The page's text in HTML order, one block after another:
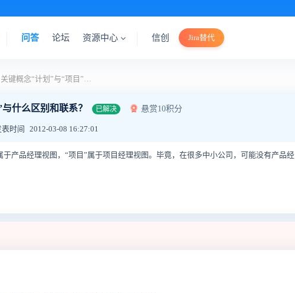
问答 论坛 资源中心 信创 Jira替代
禅道中，关键概念“计划”与“项目”与什么区别和联系？
什么区别和联系？ 已解决 悬赏10积分
表时间 2012-03-08 16:27:01
产品经理视图，“项目”属于项目经理视图。毕竟，在很多中小公司，可能没有产品经